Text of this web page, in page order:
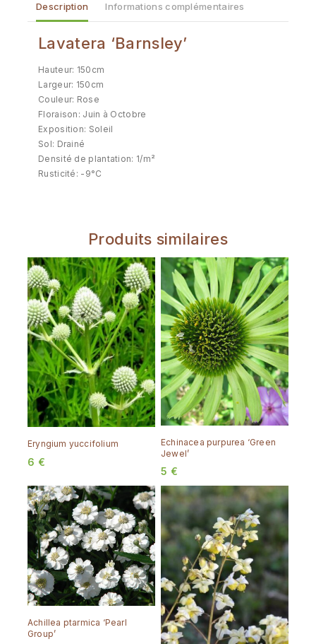
Description Informations complémentaires
Lavatera ‘Barnsley’
Hauteur: 150cm
Largeur: 150cm
Couleur: Rose
Floraison: Juin à Octobre
Exposition: Soleil
Sol: Drainé
Densité de plantation: 1/m²
Rusticité: -9°C
Produits similaires
Eryngium yuccifolium
6 €
Echinacea purpurea ‘Green
Jewel’
5 €
Achillea ptarmica ‘Pearl
Group’